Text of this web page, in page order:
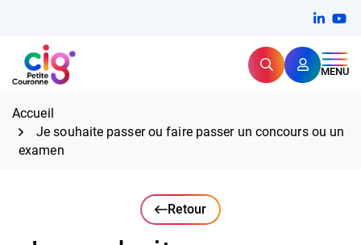
contenu
CIG Petite Couronne RechercherMENU
Expertise et proximité pour
Accueil
Je souhaite passer ou faire passer un concours ou un
examen
Retour